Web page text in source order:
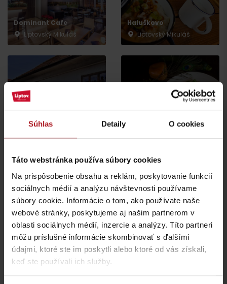
Súhlas Detaily O cookies
Táto webstránka používa súbory cookies
Na prispôsobenie obsahu a reklám, poskytovanie funkcií
sociálnych médií a analýzu návštevnosti používame
súbory cookie. Informácie o tom, ako používate naše
webové stránky, poskytujeme aj našim partnerom v
oblasti sociálnych médií, inzercie a analýzy. Títo partneri
môžu príslušné informácie skombinovať s ďalšími
údajmi, ktoré ste im poskytli alebo ktoré od vás získali,
keď ste používali ich služby.
Dominant Cafe
Liptovský Mikuláš
Haluškovo
Liptovský Mikuláš
Kaviareň Pianko
Liptovský Mikuláš
Aktivity a relax v gh blízkosti: